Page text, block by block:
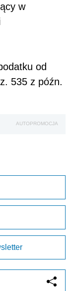
w
od
535 z późn.
AUTOPROMOCJA